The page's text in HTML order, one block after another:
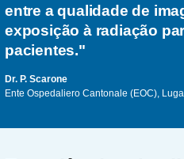
entre a qualidade de
exposição à radiação
pacientes."
Dr. P. Scarone
Ente Ospedaliero Cantonale (EOC),